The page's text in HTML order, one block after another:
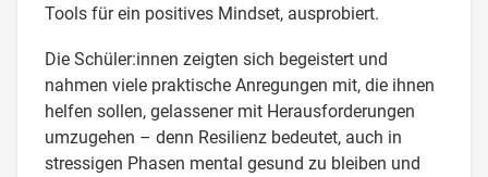
Tools für ein positives Mindset, ausprobiert.
Die Schüler:innen zeigten sich begeistert und
nahmen viele praktische Anregungen mit, die ihnen
helfen sollen, gelassener mit Herausforderungen
umzugehen – denn Resilienz bedeutet, auch in
stressigen Phasen mental gesund zu bleiben und